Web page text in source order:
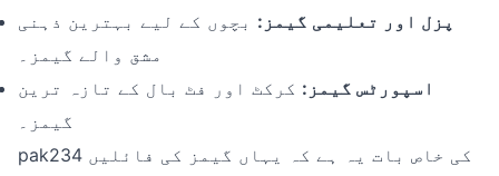
پزل اور تعلیمی گیمز: بچوں کے لیے بہترین ذہنی
مشق والے گیمز۔
اسپورٹس گیمز: کرکٹ اور فٹ بال کے تازہ ترین
گیمز۔
pak234 کی خاص بات یہ ہے کہ یہاں گیمز کی فائلیں